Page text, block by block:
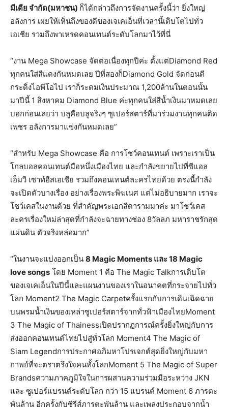
มีเดีย จำกัด(มหาชน) ก็ได้กล่าวถึงการจัดงานครั้งนี้ว่า ยิ่งใหญ่
อลังการ เผยให้เห็นถึงของดีของเจเคเอ็นที่เวลานี้เติบโตไปทั่ว
เอเชีย รวมถึงพาเหรดคอนเทนต์ระดับโลกมาไว้ที่นี่
“งาน Mega Showcase จัดต่อเนื่องทุกปีค่ะ ตั้งแต่Diamond Red
ทุกคนใส่สีแดงกันหมดเลย ปีที่สองก็Diamond Gold จัดก่อนตี
กระดิ่งไอพีโอไป เราก็ระดมเงินประมาณ 1,200ล้านในตอนนั้น
มาปีนี้ 1 สิงหาคม Diamond Blue ค่ะทุกคนใส่สีน้ำเงินมาหมดเลย
บอกก่อนเลยว่า บลูคือบลูจริงๆ ซูเปอร์สตาร์ที่มาร่วมงานทุกคนติด
เพชร อลังการมาแข่งกันหมดเลย”
“สำหรับ Mega Showcase คือ การโชว์คอนเทนต์ เพราะเราเป็น
โกลบอลคอนเทนต์มือหนึ่งเมืองไทย และกำลังขยายไปที่ซีแอล
เอ็มวี เซาท์อีสเอเชีย รวมถึงคอนเทนต์ละครไทยด้วย ตรงนี้กำลัง
จะเปิดตัวบางเรื่อง อย่างเรื่องพระพิฆเนศ แต่ไม่อธิบายมาก เราจะ
โชว์เคสในงานด้วย ที่สำคัญพระเอกสีดารามมาค่ะ มาโชว์เคส
ละครเรื่องใหม่ล่าสุดที่กำลังจะฉายทางช่อง 8วัลลภ มหาราชรักสุด
แผ่นดิน ตัวจริงหล่อมาก”
“ในงานจะแบ่งออกเป็น 8 Magic Moments และ 18 Magic
love songs โดย Moment 1 คือ The Magic Talkการเติบโต
ของเจเคเอ็นในปีนี้และแผนงานของเราในอนาคตที่กระจายไปทั่ว
โลก Moment2 The Magic Carpetครั้งแรกกับการเดินเฉิดฉาย
บนพรมน้ำเงินของเหล่าซูเปอร์สตาร์จากทั่วฟ้าเมืองไทยMoment
3 The Magic of Thainessเปิดปรากฏการณ์ครั้งยิ่งใหญ่กับการ
ส่งออกคอนเทนต์ไทยไปสู่ทั่วโลก Moment4 The Magic of
Siam Legendการประกาศอภิมหาโปรเจกต์สุดยิ่งใหญ่กับมหา
กาพย์ที่จะตราตรึงใจคนทั้งโลกMoment 5 The Magic of Super
Brandsความภาคภูมิใจในการผสานความร่วมมือระหว่าง JKN
และ ซูเปอร์แบรนด์ระดับโลก กว่า 15 แบรนด์ Moment 6 ภารตะ
พันล้าน อีกครั้งกับซีรีส์ภารตะพันล้าน และเพลงประกอบจากน้ำ